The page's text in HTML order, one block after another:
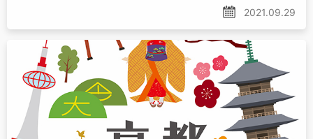
や湘南など、山や海の自然に恵まれた土地柄でもあります。
2021.09.29